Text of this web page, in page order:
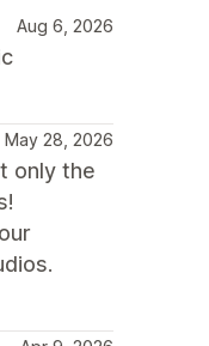
Aug 6, 2026
May 28, 2026
only the